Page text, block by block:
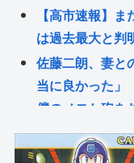
【高市速報】
は過去最大と判
佐藤二朗、妻と
当に良かった」
僕のノロケ砲を
【覇権】ホロラ
咲く